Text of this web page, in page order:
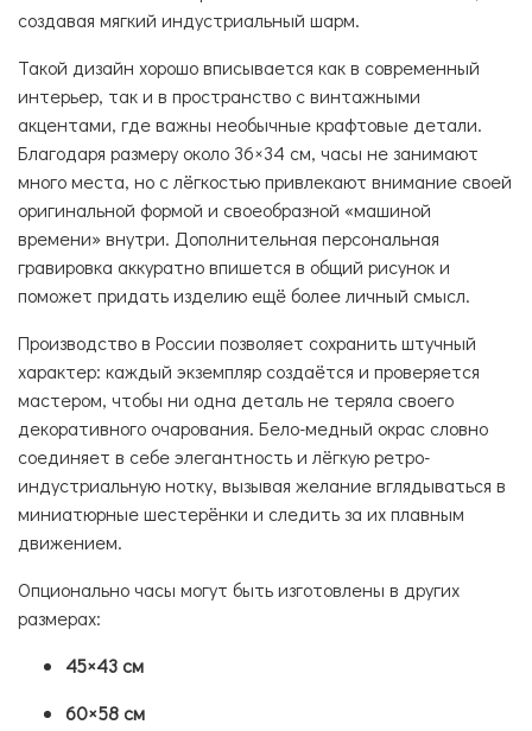
создавая мягкий индустриальный шарм.
Такой дизайн хорошо вписывается как в современный
интерьер, так и в пространство с винтажными
акцентами, где важны необычные крафтовые детали.
Благодаря размеру около 36×34 см, часы не занимают
много места, но с лёгкостью привлекают внимание своей
оригинальной формой и своеобразной «машиной
времени» внутри. Дополнительная персональная
гравировка аккуратно впишется в общий рисунок и
поможет придать изделию ещё более личный смысл.
Производство в России позволяет сохранить штучный
характер: каждый экземпляр создаётся и проверяется
мастером, чтобы ни одна деталь не теряла своего
декоративного очарования. Бело-медный окрас словно
соединяет в себе элегантность и лёгкую ретро-
индустриальную нотку, вызывая желание вглядываться в
миниатюрные шестерёнки и следить за их плавным
движением.
Опционально часы могут быть изготовлены в других
размерах:
45×43 см
60×58 см